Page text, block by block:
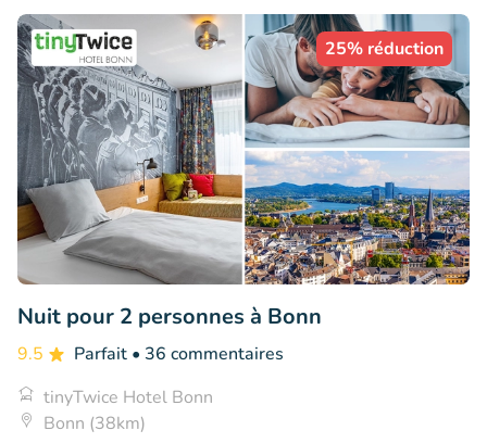
25% réduction
Nuit pour 2 personnes à Bonn
9.5 Parfait • 36 commentaires
tinyTwice Hotel Bonn
Bonn (38km)